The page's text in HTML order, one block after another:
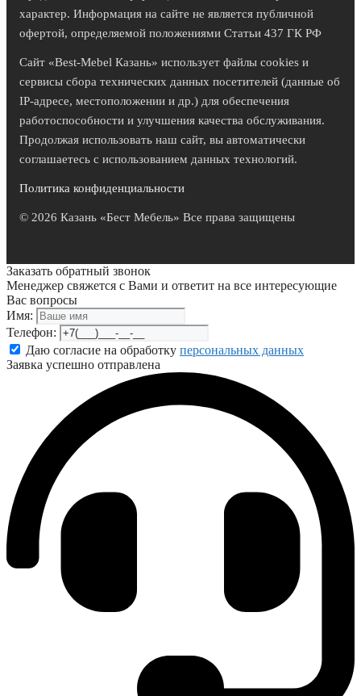
характер. Информация на сайте не является публичной
офертой, определяемой положениями Статьи 437 ГК РФ
Сайт «Best-Mebel Казань» использует файлы cookies и
сервисы сбора технических данных посетителей (данные об
IP-адресе, местоположении и др.) для обеспечения
работоспособности и улучшения качества обслуживания.
Продолжая использовать наш сайт, вы автоматически
соглашаетесь с использованием данных технологий.
Политика конфиденциальности
© 2026 Казань «Бест Мебель» Все права защищены
Заказать обратный звонок
Менеджер свяжется с Вами и ответит на все интересующие
Вас вопросы
Имя:
Телефон:
Даю согласие на обработку персональных данных
Заявка успешно отправлена